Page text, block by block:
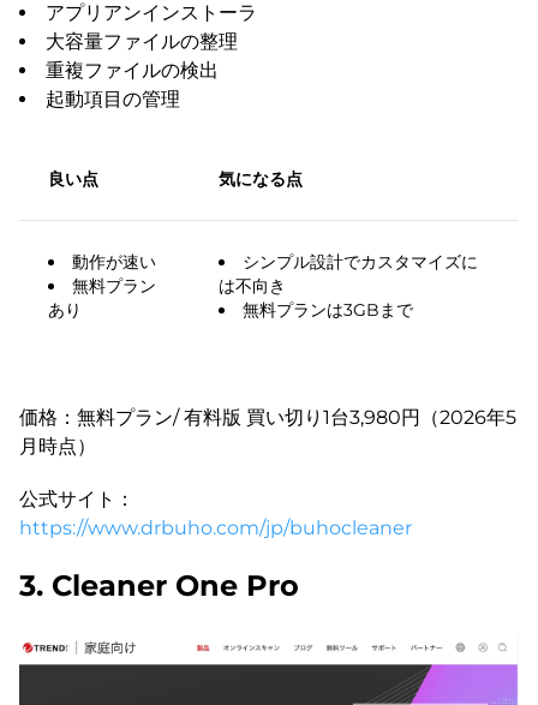
アプリアンインストーラ
大容量ファイルの整理
重複ファイルの検出
起動項目の管理
良い点 気になる点
動作が速い
無料プラン
あり
シンプル設計でカスタマイズに
は不向き
無料プランは3GBまで
価格：無料プラン/ 有料版 買い切り1台3,980円（2026年5
月時点）
公式サイト：
https://www.drbuho.com/jp/buhocleaner
3. Cleaner One Pro